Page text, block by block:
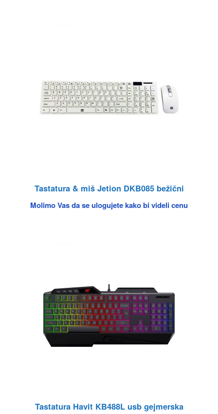
Tastatura & miš Jetion DKB085 bežični
Molimo Vas da se ulogujete kako bi videli cenu
Tastatura Havit KB488L usb gejmerska